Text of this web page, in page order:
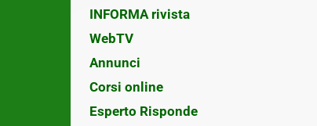
INFORMA rivista
WebTV
Annunci
Corsi online
Esperto Risponde